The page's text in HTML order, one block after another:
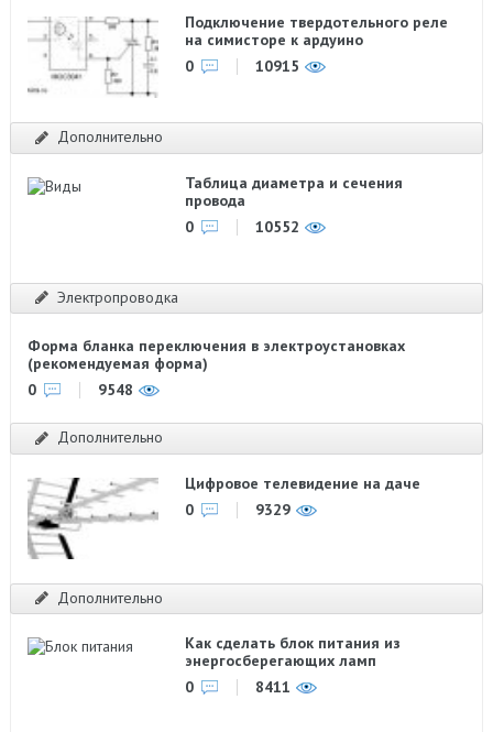
Подключение твердотельного реле
на симисторе к ардуино
0
10915
Дополнительно
Таблица диаметра и сечения
провода
0
10552
Электропроводка
Форма бланка переключения в электроустановках
(рекомендуемая форма)
0
9548
Дополнительно
Цифровое телевидение на даче
0
9329
Дополнительно
Как сделать блок питания из
энергосберегающих ламп
0
8411